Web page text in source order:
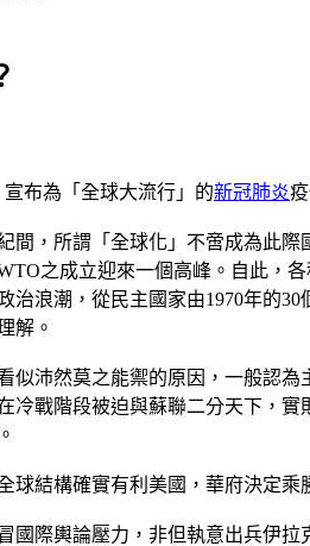
布為「全球大流行」的新冠肺炎
間，所謂「全球化」不啻成為此
之成立迎來一個高峰。自此，
治浪潮，從民主國家由1970年的
解。
似沛然莫之能禦的原因，一般認
冷戰階段被迫與蘇聯二分天下，
球結構確實有利美國，華府決定
國際輿論壓力，非但執意出兵伊